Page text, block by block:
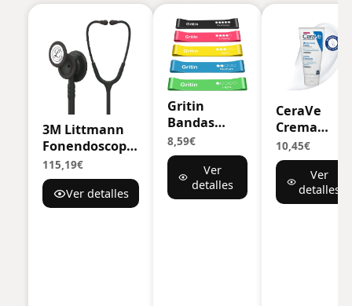
3M Littmann
Fonendoscopio
para
monitorización
Classic III,
edición de
115,19€
Ver detalles
Gritin
Bandas
Elásticas
Fitness,
Bandas de
Resistencia,
Set de 5
8,59€
Ver
detalles
CeraVe
Crema
Hidratante
para Rostro
y Cuerpo,
Idónea para
Piel Seca a
10,45€
Ver
detalles